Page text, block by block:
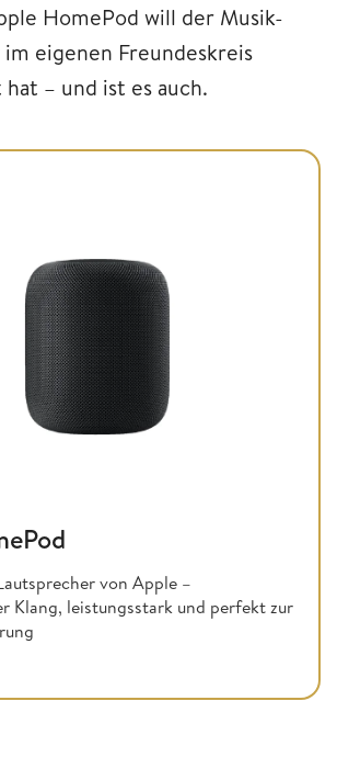
HomePod will der Musik-
eigenen Freundeskreis
– und ist es auch.
von Apple –
Klang, leistungsstark und perfekt zur